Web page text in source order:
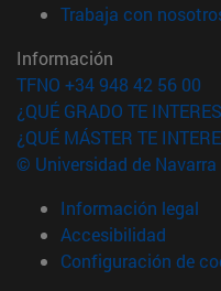
Trabaja con
Información
TFNO +34 948 42 56 00
¿QUÉ GRADO TE
¿QUÉ MÁSTER TE
© Universidad de Navarra
Información legal
Accesibilidad
Configuración de